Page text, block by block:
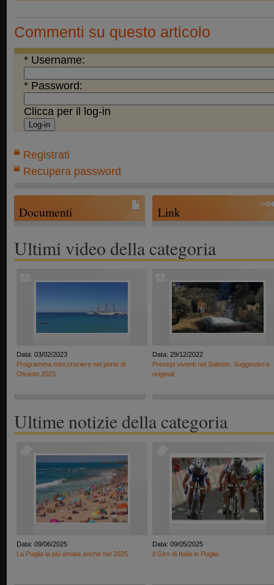
Commenti su questo articolo
* Username:
* Password:
Clicca per il log-in
Registrati
Recupera password
Documenti Link
Ultimi video della categoria
Data: 03/02/2023
Programma mini crociere nel porto di
Otranto 2023
Data: 29/12/2022
Presepi viventi nel Salento. Suggestivi e
originali
Ultime notizie della categoria
Data: 09/06/2025
La Puglia la più amata anche nel 2025
Data: 09/05/2025
Il Giro di Italia in Puglia